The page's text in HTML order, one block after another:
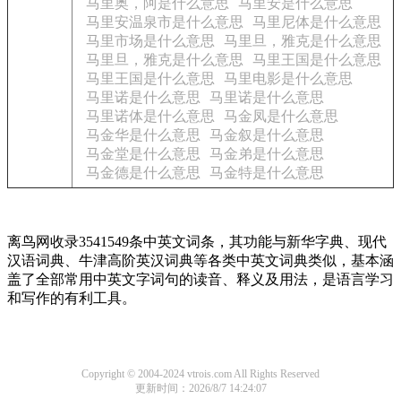
马里奥，阿是什么意思
马里安是什么意思
马里安温泉市是什么意思
马里尼体是什么意思
马里市场是什么意思
马里旦，雅克是什么意思
马里旦，雅克是什么意思
马里王国是什么意思
马里王国是什么意思
马里电影是什么意思
马里诺是什么意思
马里诺是什么意思
马里诺体是什么意思
马金凤是什么意思
马金华是什么意思
马金叙是什么意思
马金堂是什么意思
马金弟是什么意思
马金德是什么意思
马金特是什么意思
离鸟网收录3541549条中英文词条，其功能与新华字典、现代
汉语词典、牛津高阶英汉词典等各类中英文词典类似，基本涵
盖了全部常用中英文字词句的读音、释义及用法，是语言学习
和写作的有利工具。
Copyright © 2004-2024 vtrois.com All Rights Reserved
更新时间：2026/8/7 14:24:07